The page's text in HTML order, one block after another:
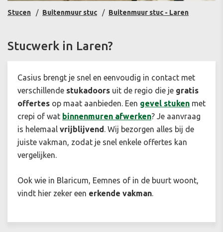
Stucen Buitenmuur stuc Buitenmuur stuc - Laren
Stucwerk in Laren?
Casius brengt je snel en eenvoudig in contact met
verschillende stukadoors uit de regio die je gratis
offertes op maat aanbieden. Een gevel stuken met
crepi of wat binnenmuren afwerken? Je aanvraag
is helemaal vrijblijvend. Wij bezorgen alles bij de
juiste vakman, zodat je snel enkele offertes kan
vergelijken.
Ook wie in Blaricum, Eemnes of in de buurt woont,
vindt hier zeker een erkende vakman.